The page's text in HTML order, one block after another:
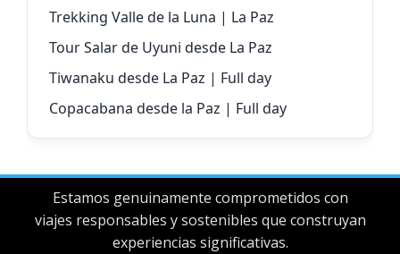
Trekking Valle de la Luna | La Paz
Tour Salar de Uyuni desde La Paz
Tiwanaku desde La Paz | Full day
Copacabana desde la Paz | Full day
Estamos genuinamente comprometidos con
viajes responsables y sostenibles que construyan
experiencias significativas.